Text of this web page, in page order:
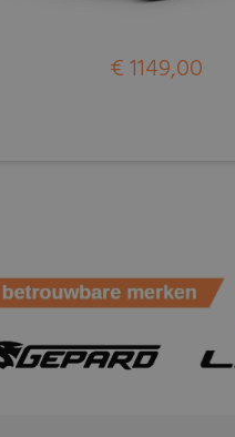
€ 1149,00